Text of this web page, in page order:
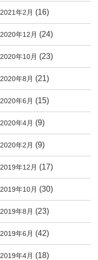
2021年2月 (16)
2020年12月 (24)
2020年10月 (23)
2020年8月 (21)
2020年6月 (15)
2020年4月 (9)
2020年2月 (9)
2019年12月 (17)
2019年10月 (30)
2019年8月 (23)
2019年6月 (42)
2019年4月 (18)